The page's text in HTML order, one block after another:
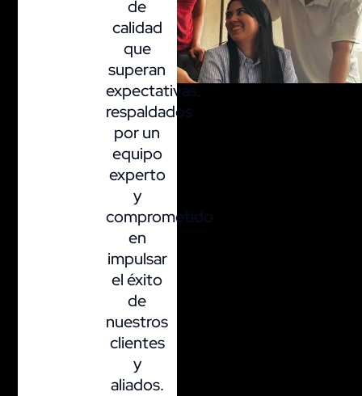
de
calidad
que
superan
expectativas,
respaldados
por un
equipo
experto
y
comprometido
en
impulsar
el éxito
de
nuestros
clientes
y
aliados.